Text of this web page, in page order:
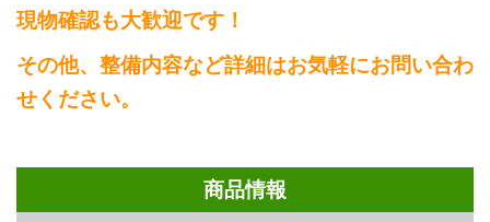
現物確認も大歓迎です！
その他、整備内容など詳細はお気軽にお問い合わ
せください。
商品情報